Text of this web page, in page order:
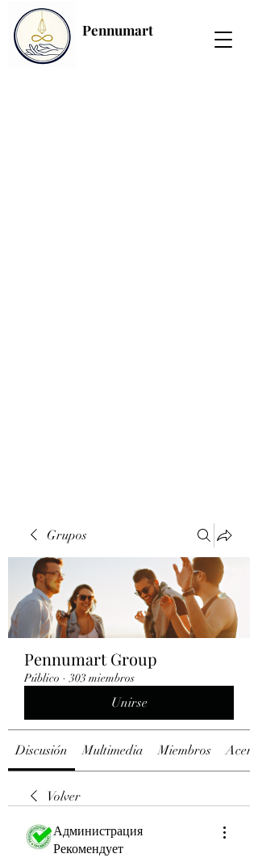
Pennumart
Grupos
Pennumart Group
Público · 303 miembros
Unirse
Discusión Multimedia Miembros
Volver
Администрация
Рекомендует